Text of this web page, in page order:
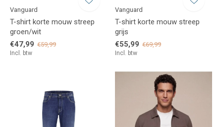
Vanguard
T-shirt korte mouw streep
groen/wit
€47,99 €59,99
Incl. btw
Vanguard
T-shirt korte mouw streep
grijs
€55,99 €69,99
Incl. btw